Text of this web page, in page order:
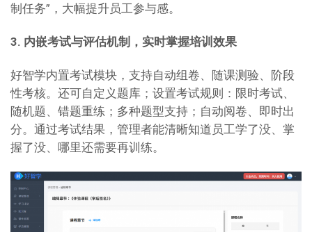
制任务”，大幅提升员工参与感。
3. 内嵌考试与评估机制，实时掌握培训效果
好智学内置考试模块，支持自动组卷、随课测验、阶段
性考核。还可自定义题库；设置考试规则：限时考试、
随机题、错题重练；多种题型支持；自动阅卷、即时出
分。通过考试结果，管理者能清晰知道员工学了没、掌
握了没、哪里还需要再训练。